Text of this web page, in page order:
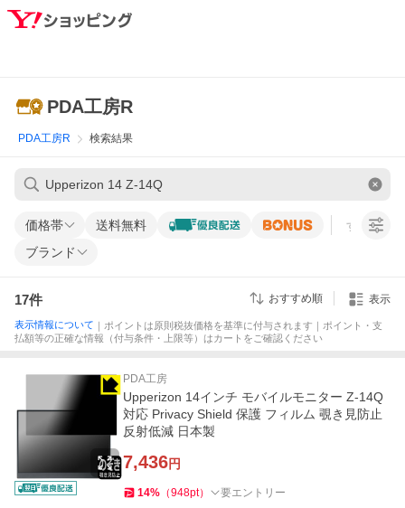
PDA工房R
PDA工房R 検索結果
価格帯 送料無料 すべての条
ブランド
17件 おすすめ順 表示
表示情報について ｜ポイントは原則税抜価格を基準に付与されます｜ポイント・支
払額等の正確な情報（付与条件・上限等）はカートをご確認ください
PDA工房
Upperizon 14インチ モバイルモニター Z-14Q
対応 Privacy Shield 保護 フィルム 覗き見防止
反射低減 日本製
7,436円
14% （948pt） 要エントリー